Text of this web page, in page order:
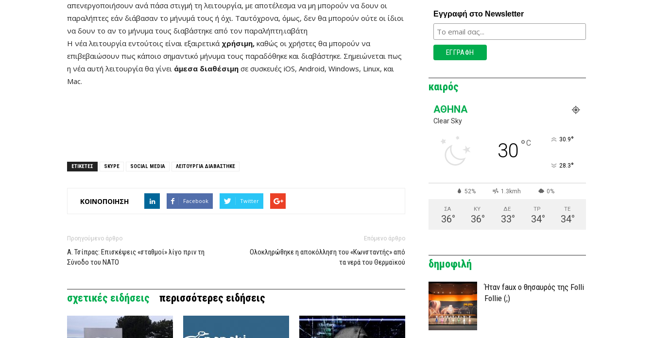
απενεργοποιήσουν ανά πάσα στιγμή τη λειτουργία, με αποτέλεσμα να μη μπορούν να δουν οι
παραλήπτες εάν διάβασαν το μήνυμά τους ή όχι. Ταυτόχρονα, όμως, δεν θα μπορούν ούτε οι ίδιοι
να δουν το αν το μήνυμα τους διαβάστηκε από τον παραλήπτη.ιαβάτη
Η νέα λειτουργία εντούτοις είναι εξαιρετικά χρήσιμη, καθώς οι χρήστες θα μπορούν να
επιβεβαιώσουν πως κάποιο σημαντικό μήνυμα τους παραδόθηκε και διαβάστηκε. Σημειώνεται πως
η νέα αυτή λειτουργία θα γίνει άμεσα διαθέσιμη σε συσκευές iOS, Android, Windows, Linux, και
Mac.
ΕΤΙΚΕΤΕΣ SKYPE SOCIAL MEDIA ΛΕΙΤΟΥΡΓΙΑ ΔΙΑΒΑΣΤΗΚΕ
ΚΟΙΝΟΠΟΙΗΣΗ Facebook Twitter
Προηγούμενο άρθρο
Α. Τσίπρας: Επισκέψεις «σταθμοί» λίγο πριν τη
Σύνοδο του ΝΑΤΟ
Επόμενο άρθρο
Ολοκληρώθηκε η αποκόλληση του «Κωνσταντής» από
τα νερά του Θερμαϊκού
σχετικές ειδήσεις περισσότερες ειδήσεις
Εγγραφή στο Newsletter
καιρός
ΑΘΉΝΑ
Clear Sky
30 °C 30.9°
28.3°
52% 1.3kmh 0%
ΣΑ
36°
ΚΥ
36°
ΔΕ
33°
ΤΡ
34°
ΤΕ
34°
δημοφιλή
Ήταν faux ο θησαυρός της Folli
Follie (;)